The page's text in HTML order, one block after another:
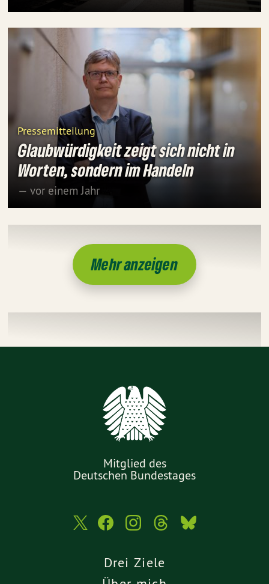
Pressemitteilung
Glaubwürdigkeit zeigt sich nicht in
Worten, sondern im Handeln
— vor einem Jahr
Mehr anzeigen
Mitglied des
Deutschen Bundestages
Drei Ziele